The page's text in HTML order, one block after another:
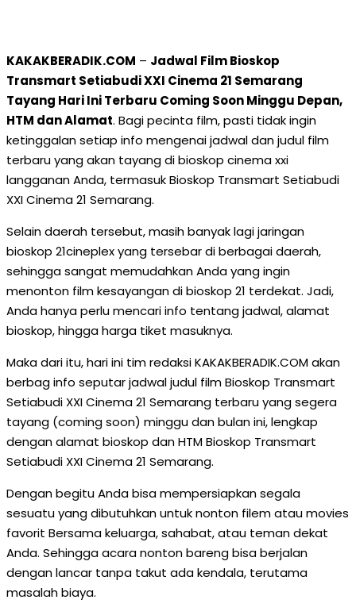
KAKAKBERADIK.COM – Jadwal Film Bioskop
Transmart Setiabudi XXI Cinema 21 Semarang
Tayang Hari Ini Terbaru Coming Soon Minggu Depan,
HTM dan Alamat. Bagi pecinta film, pasti tidak ingin
ketinggalan setiap info mengenai jadwal dan judul film
terbaru yang akan tayang di bioskop cinema xxi
langganan Anda, termasuk Bioskop Transmart Setiabudi
XXI Cinema 21 Semarang.
Selain daerah tersebut, masih banyak lagi jaringan
bioskop 21cineplex yang tersebar di berbagai daerah,
sehingga sangat memudahkan Anda yang ingin
menonton film kesayangan di bioskop 21 terdekat. Jadi,
Anda hanya perlu mencari info tentang jadwal, alamat
bioskop, hingga harga tiket masuknya.
Maka dari itu, hari ini tim redaksi KAKAKBERADIK.COM akan
berbag info seputar jadwal judul film Bioskop Transmart
Setiabudi XXI Cinema 21 Semarang terbaru yang segera
tayang (coming soon) minggu dan bulan ini, lengkap
dengan alamat bioskop dan HTM Bioskop Transmart
Setiabudi XXI Cinema 21 Semarang.
Dengan begitu Anda bisa mempersiapkan segala
sesuatu yang dibutuhkan untuk nonton filem atau movies
favorit Bersama keluarga, sahabat, atau teman dekat
Anda. Sehingga acara nonton bareng bisa berjalan
dengan lancar tanpa takut ada kendala, terutama
masalah biaya.